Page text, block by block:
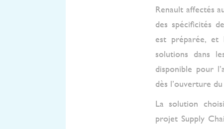
Renault affectés
des spécificités
est préparée,
solutions dans
disponible pour
dès l’ouverture
La solution
projet Supply